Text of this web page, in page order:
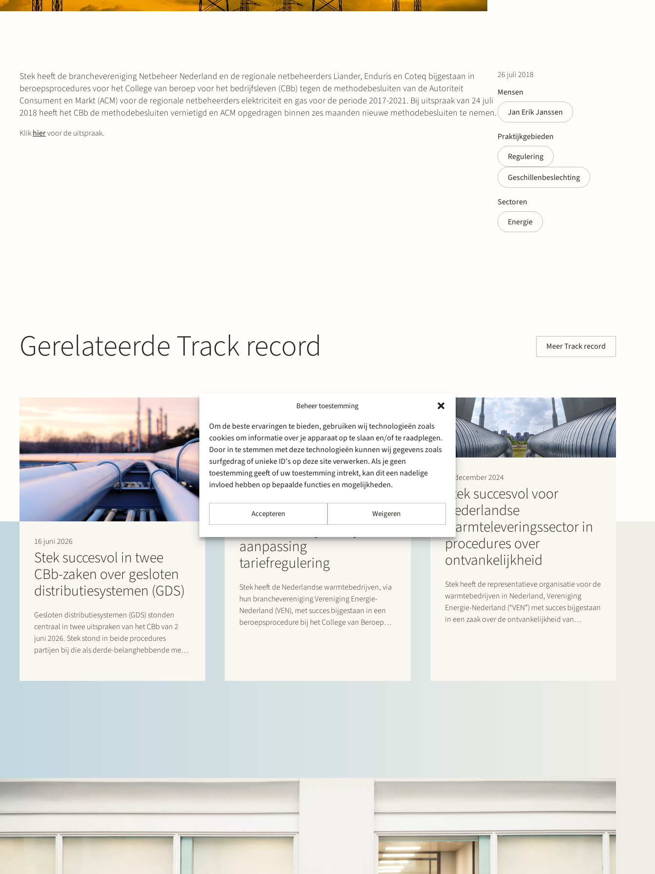
Beheer toestemming
Om de beste ervaringen te bieden, gebruiken wij technologieën zoals
cookies om informatie over je apparaat op te slaan en/of te raadplegen.
Door in te stemmen met deze technologieën kunnen wij gegevens zoals
surfgedrag of unieke ID's op deze site verwerken. Als je geen
toestemming geeft of uw toestemming intrekt, kan dit een nadelige
invloed hebben op bepaalde functies en mogelijkheden.
Accepteren Weigeren
26 juli 2018
Mensen
Jan Erik Janssen
Praktijkgebieden
Regulering
Geschillenbeslechting
Sectoren
Energie
Stek heeft de branchevereniging Netbeheer Nederland en de regionale netbeheerders Liander, Enduris en Coteq bijgestaan in
beroepsprocedures voor het College van beroep voor het bedrijfsleven (CBb) tegen de methodebesluiten van de Autoriteit
Consument en Markt (ACM) voor de regionale netbeheerders elektriciteit en gas voor de periode 2017-2021. Bij uitspraak van 24 juli
2018 heeft het CBb de methodebesluiten vernietigd en ACM opgedragen binnen zes maanden nieuwe methodebesluiten te nemen.
Klikhiervoor de uitspraak.
Gerelateerde Track record Meer Track record
16 juni 2026
Stek succesvol in twee
CBb-zaken over gesloten
distributiesystemen (GDS)
Gesloten distributiesystemen (GDS) stonden
centraal in twee uitspraken van het CBb van 2
juni 2026. Stek stond in beide procedures
partijen bij die als derde-belanghebbende met
Stek succesvol voor
warmtebedrijven bij
aanpassing
tariefregulering
Stek heeft de Nederlandse warmtebedrijven, via
hun branchevereniging Vereniging Energie-
Nederland (VEN), met succes bijgestaan in een
beroepsprocedure bij het College van Beroep
2026…
19 december 2024
Stek succesvol voor
Nederlandse
warmteleveringssector in
procedures over
ontvankelijkheid
Stek heeft de representatieve organisatie voor de
warmtebedrijven in Nederland, Vereniging
Energie-Nederland (“VEN”) met succes bijgestaan
in een zaak over de ontvankelijkheid van